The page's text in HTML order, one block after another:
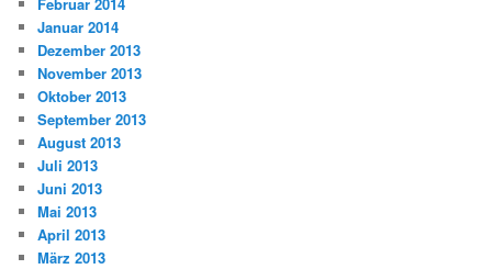
Januar 2014
Dezember 2013
November 2013
Oktober 2013
September 2013
August 2013
Juli 2013
Juni 2013
Mai 2013
April 2013
März 2013